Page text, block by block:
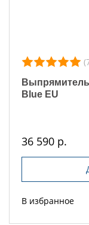
Blue EU
36 590 р.
В избранное